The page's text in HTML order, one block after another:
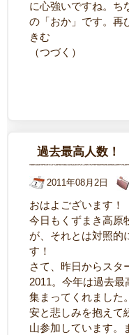
に心強いですね。ち
の「おか」です。再
きむ
（つづく）
過去最高人数！
2011年08月2日
おはよございます！
今日もくずまき高原
が、それとは対照的
す！
さて、昨日からスタ
2011。今年は過去
集まってくれました
安と悲しみを抱えて
山参加しています。